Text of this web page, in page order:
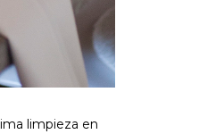
limpieza en